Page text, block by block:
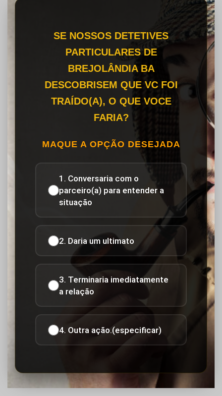
SE NOSSOS DETETIVES
PARTICULARES DE
BREJOLÂNDIA BA
DESCOBRISEM QUE VC FOI
TRAÍDO(A), O QUE VOCE
FARIA?
MAQUE A OPÇÃO DESEJADA
1. Conversaria com o
parceiro(a) para entender a
situação
2. Daria um ultimato
3. Terminaria imediatamente
a relação
4. Outra ação.(especificar)